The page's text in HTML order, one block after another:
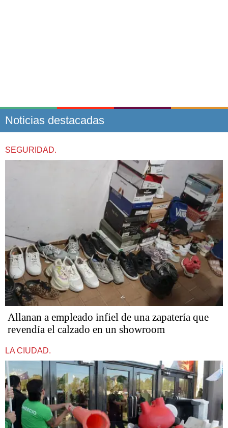
Noticias destacadas
SEGURIDAD.
Allanan a empleado infiel de una zapatería que
revendía el calzado en un showroom
LA CIUDAD.